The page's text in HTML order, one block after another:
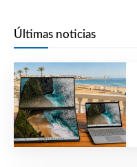
Últimas noticias